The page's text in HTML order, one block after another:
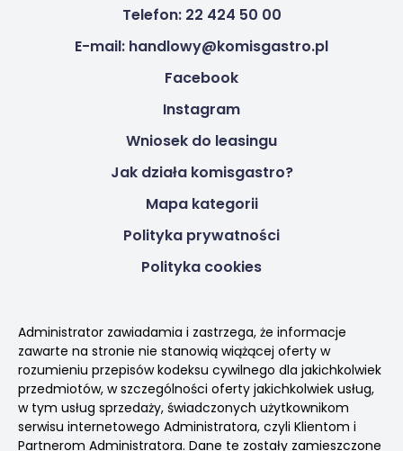
Telefon: 22 424 50 00
E-mail: handlowy@komisgastro.pl
Facebook
Instagram
Wniosek do leasingu
Jak działa komisgastro?
Mapa kategorii
Polityka prywatności
Polityka cookies
Administrator zawiadamia i zastrzega, że informacje
zawarte na stronie nie stanowią wiążącej oferty w
rozumieniu przepisów kodeksu cywilnego dla jakichkolwiek
przedmiotów, w szczególności oferty jakichkolwiek usług,
w tym usług sprzedaży, świadczonych użytkownikom
serwisu internetowego Administratora, czyli Klientom i
Partnerom Administratora. Dane te zostały zamieszczone